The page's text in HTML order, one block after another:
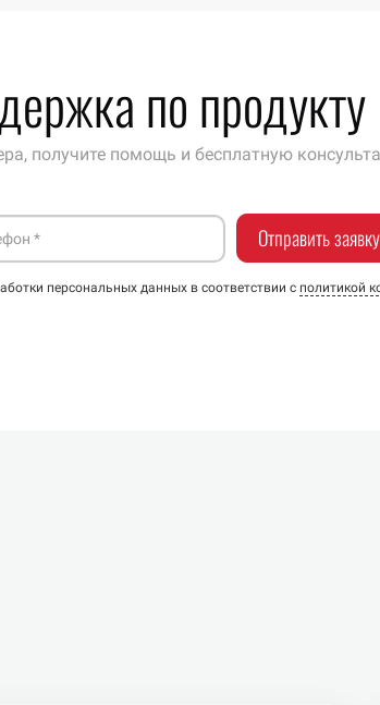
попродукту
получите помощь и бесплатную
Отправить заявку
персональных данных в соответствии с политикой